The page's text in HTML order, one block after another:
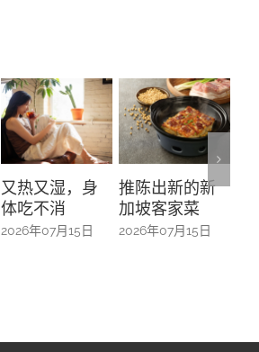
推陈出新的新
加坡客家菜
2026年07月15日
“五帮共融”系列
之广东人—从南
来移民到本土